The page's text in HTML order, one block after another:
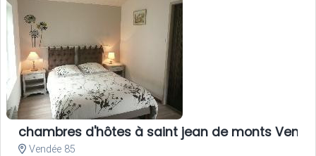
chambres d'hôtes à saint jean de monts
Vendée 85